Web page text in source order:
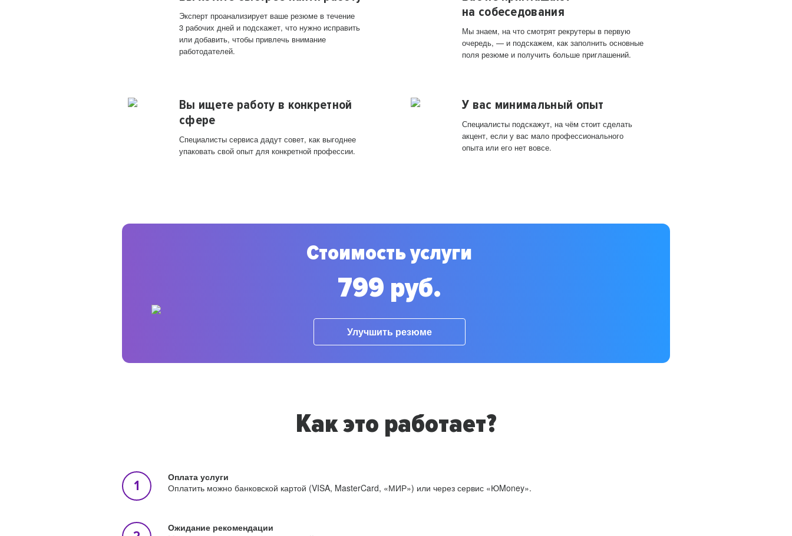
Эксперт проанализирует ваше резюме в течение
3 рабочих дней и подскажет, что нужно исправить
или добавить, чтобы привлечь внимание
работодателей.
на собеседования
Мы знаем, на что смотрят рекрутеры в первую
очередь, — и подскажем, как заполнить основные
поля резюме и получить больше приглашений.
Вы ищете работу в конкретной
сфере
Специалисты сервиса дадут совет, как выгоднее
упаковать свой опыт для конкретной профессии.
У вас минимальный опыт
Специалисты подскажут, на чём стоит сделать
акцент, если у вас мало профессионального
опыта или его нет вовсе.
Стоимость услуги
799 руб.
Улучшить резюме
Как это работает?
Оплата услуги
Оплатить можно банковской картой (VISA, MasterCard, «МИР») или через сервис «ЮMoney».
Ожидание рекомендации